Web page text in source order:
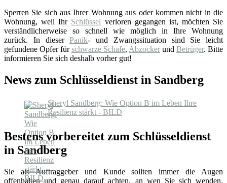
Sperren Sie sich aus Ihrer Wohnung aus oder kommen nicht in die
Wohnung, weil Ihr Schlüssel verloren gegangen ist, möchten Sie
verständlicherweise so schnell wie möglich in Ihre Wohnung
zurück. In dieserPanik- und Zwangssituation sind Sie leicht
gefundene Opfer fürschwarze Schafe, Abzocker und Betrüger. Bitte
informieren Sie sich deshalb vorher gut!
News zum Schlüsseldienst in Sandberg
Sheryl Sandberg: Wie Option B im Leben Ihre
Resilienz stärkt - BILD
Bestens vorbereitet zum Schlüsseldienst
in Sandberg
Sie als Auftraggeber und Kunde sollten immer die Augen
offenhalten und genau darauf achten, an wen Sie sich wenden.